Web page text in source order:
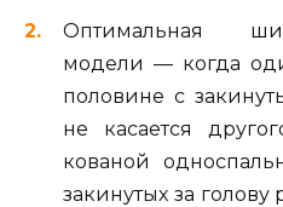
Оптимальная
модели — когда
половине с
не касается
кованой
закинутых за